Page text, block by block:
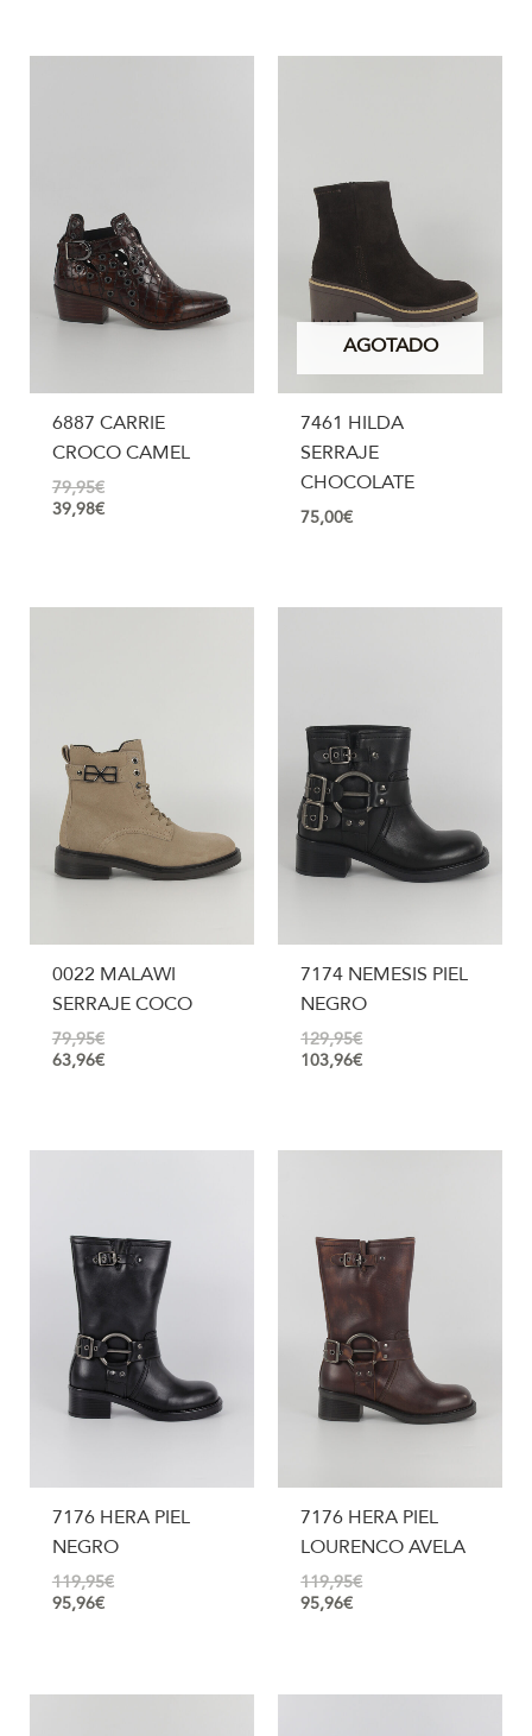
6887 CARRIE
CROCO CAMEL
79,95€
39,98€
AGOTADO
7461 HILDA
SERRAJE
CHOCOLATE
75,00€
0022 MALAWI
SERRAJE COCO
79,95€
63,96€
7174 NEMESIS PIEL
NEGRO
129,95€
103,96€
7176 HERA PIEL
NEGRO
119,95€
95,96€
7176 HERA PIEL
LOURENCO AVELA
119,95€
95,96€